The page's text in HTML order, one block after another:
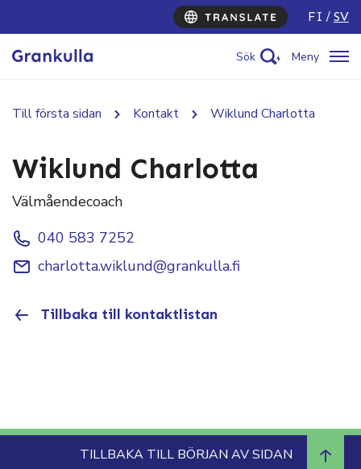
FI SV
Sök Meny
Till första sidan Kontakt Wiklund Charlotta
Wiklund Charlotta
Välmåendecoach
040 583 7252
charlotta.wiklund@grankulla.fi
Tillbaka till kontaktlistan
TILLBAKA TILL BÖRJAN AV SIDAN